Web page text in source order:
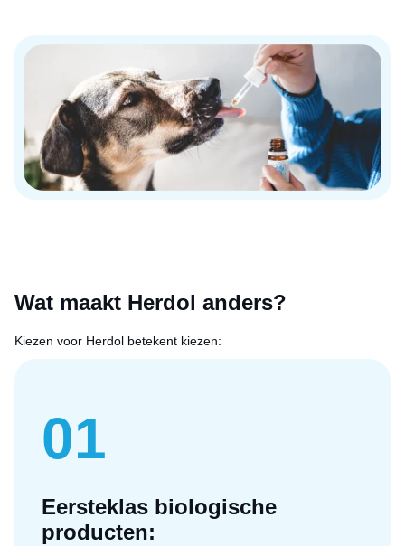
Wat maakt Herdol anders?
Kiezen voor Herdol betekent kiezen:
01
Eersteklas biologische
producten: